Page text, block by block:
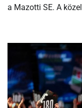
a Mazotti SE. A